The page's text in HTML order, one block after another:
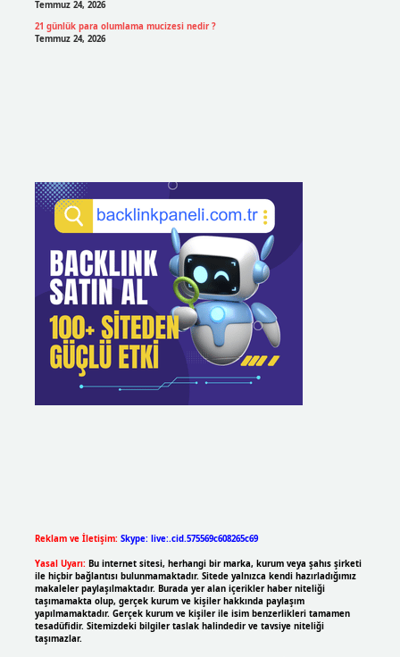
Temmuz 24, 2026
21 günlük para olumlama mucizesi nedir ?
Temmuz 24, 2026
Reklam ve İletişim: Skype: live:.cid.575569c608265c69
Yasal Uyarı: Bu internet sitesi, herhangi bir marka, kurum veya şahıs şirketi
ile hiçbir bağlantısı bulunmamaktadır. Sitede yalnızca kendi hazırladığımız
makaleler paylaşılmaktadır. Burada yer alan içerikler haber niteliği
taşımamakta olup, gerçek kurum ve kişiler hakkında paylaşım
yapılmamaktadır. Gerçek kurum ve kişiler ile isim benzerlikleri tamamen
tesadüfidir. Sitemizdeki bilgiler taslak halindedir ve tavsiye niteliği
taşımazlar.